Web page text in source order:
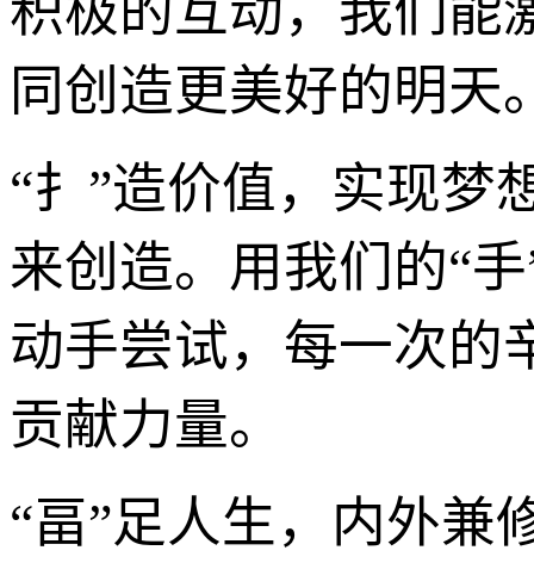
积极的互动，我们能
同创造更美好的明天
“扌”造价值，实现梦
来创造。用我们的“
动手尝试，每一次的
贡献力量。
“畐”足人生，内外兼